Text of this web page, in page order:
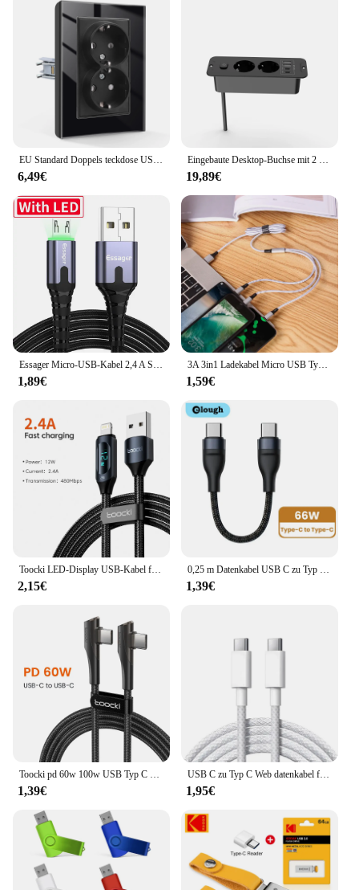
EU Standard Doppels teckdose USB-Steckdosen Dreifach-Steckdosen geerdet, schwarze Glass teckdose mit 1-Wege-Druckschalter 16a 220V.
6,49€
Eingebaute Desktop-Buchse mit 2 USB A und 2 Typ C pd20w EU Doppelst ecker Tisch Steckdose Steckdosen leiste 2m Verlängerung kabel
19,89€
Essager Micro-USB-Kabel 2,4 A Schnellladegerät 3 m Microusb-Kabel für Huawei Xiaomi LED-Draht Android-Telefon Ladedatenkabel Mobile
1,89€
3A 3in1 Ladekabel Micro USB Typ-C Schnellladegerät Multi USB Port Ladekabel für iPhone Huawei Samsung Ladekabel
1,59€
Toocki LED-Display USB-Kabel für iPhone 14 13 12 11 Pro Max Schnell ladegerät Blitz 2,4 a USB-Kabel x xr 8 7 1m 2m
2,15€
0,25 m Datenkabel USB C zu Typ C Schnell lade datenkabel Kurzes Kabel 66W Typ C für iPhone 15 Huawei Samsung tragbare Power Bank
1,39€
Toocki pd 60w 100w USB Typ C Kabel 90 Grad Dual Elbow Datenkabel für iPhone 15 Xiaomi Samsung S23 Realme 5a Schnell ladekabel
1,39€
USB C zu Typ C Web datenkabel für iPhone Schnell ladegerät 15 16 Pro Max Plus Kabel für Samsung Xiaomi Redmi Huawei Zubehör
1,95€